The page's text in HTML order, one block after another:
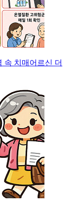
속 치매어르신 더